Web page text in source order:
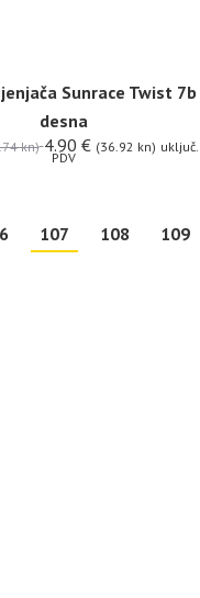
Sunrace Twist 7b
desna
kn) 4.90 € (36.92 kn) uključ.
PDV
107 108 109